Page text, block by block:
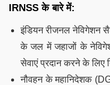
IRNSSके बारे में:
इंडियन रीजनल नेविगेशन
के जल में जहाजों के
सेवाएं प्रदान करने के लिए
नौवहन के महानिदेशक